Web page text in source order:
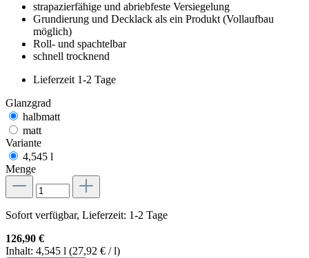
strapazierfähige und abriebfeste Versiegelung
Grundierung und Decklack als ein Produkt (Vollaufbau
möglich)
Roll- und spachtelbar
schnell trocknend
Lieferzeit 1-2 Tage
Glanzgrad
halbmatt
matt
Variante
4,545 l
Menge
Sofort verfügbar, Lieferzeit: 1-2 Tage
126,90 €
Inhalt: 4,545 l (27,92 € / l)